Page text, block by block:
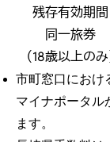
残存有効期間
同一旅券
（18歳以上のみ
市町窓口におけ
マイナポータル
ます。